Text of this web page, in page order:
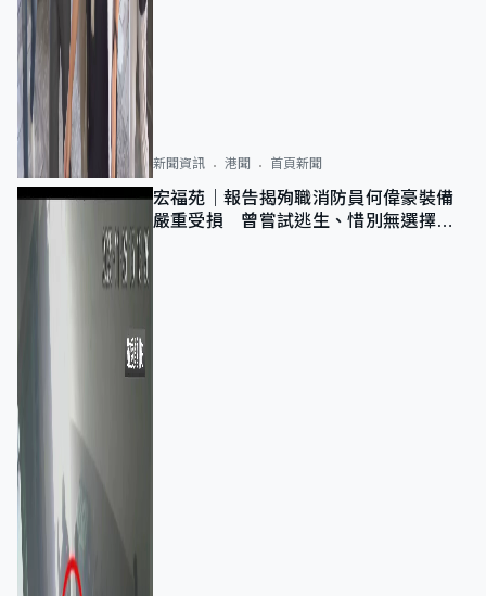
新聞資訊 港聞 首頁新聞
宏福苑｜報告揭殉職消防員何偉豪裝備
嚴重受損 曾嘗試逃生、惜別無選擇下